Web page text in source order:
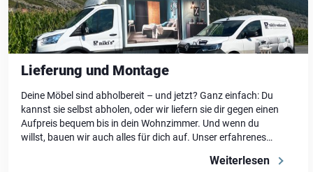
Lieferung und Montage
Deine Möbel sind abholbereit – und jetzt? Ganz einfach: Du
kannst sie selbst abholen, oder wir liefern sie dir gegen einen
Aufpreis bequem bis in dein Wohnzimmer. Und wenn du
willst, bauen wir auch alles für dich auf. Unser erfahrenes
loswohnen kannst. Schnell, fachgerecht und […]Weiterlesen